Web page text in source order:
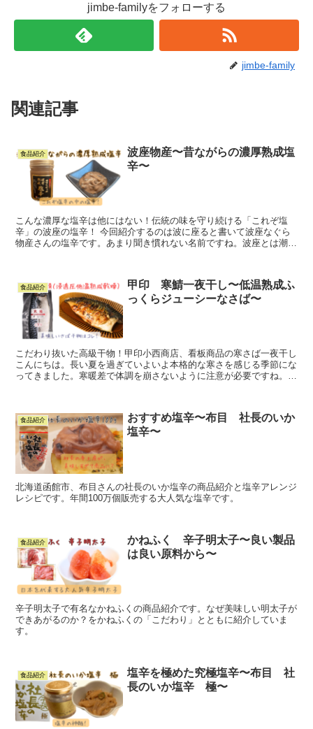
jimbe-familyをフォローする
jimbe-family
関連記事
食品紹介
波座物産〜昔ながらの濃厚熟成塩
辛〜
こんな濃厚な塩辛は他にはない！伝統の味を守り続ける「これぞ塩
辛」の波座の塩辛！ 今回紹介するのは波に座ると書いて波座なぐら
物産さんの塩辛です。あまり聞き慣れない名前ですね。波座とは潮の
食品紹介
甲印 寒鯖一夜干し〜低温熟成ふ
っくらジューシーなさば〜
こだわり抜いた高級干物！甲印小西商店、看板商品の寒さば一夜干し
こんにちは。長い夏を過ぎていよいよ本格的な寒さを感じる季節にな
ってきました。寒暖差で体調を崩さないように注意が必要ですね。
食品紹介
おすすめ塩辛〜布目 社長のいか
塩辛〜
北海道函館市、布目さんの社長のいか塩辛の商品紹介と塩辛アレンジ
レシピです。年間100万個販売する大人気な塩辛です。
食品紹介
かねふく 辛子明太子〜良い製品
は良い原料から〜
辛子明太子で有名なかねふくの商品紹介です。なぜ美味しい明太子が
できあがるのか？をかねふくの「こだわり」とともに紹介していま
す。
食品紹介
塩辛を極めた究極塩辛〜布目 社
長のいか塩辛 極〜